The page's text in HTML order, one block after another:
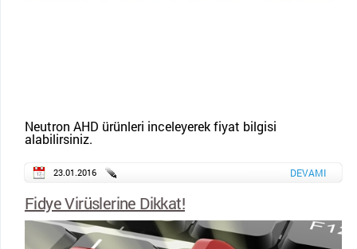
Neutron AHD ürünleri inceleyerek fiyat bilgisi
alabilirsiniz.
23.01.2016 DEVAMI
Fidye Virüslerine Dikkat!